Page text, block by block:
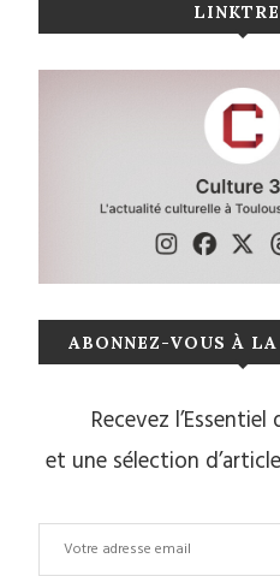
ABONNEZ-VOUS À
Recevez
et une sélection